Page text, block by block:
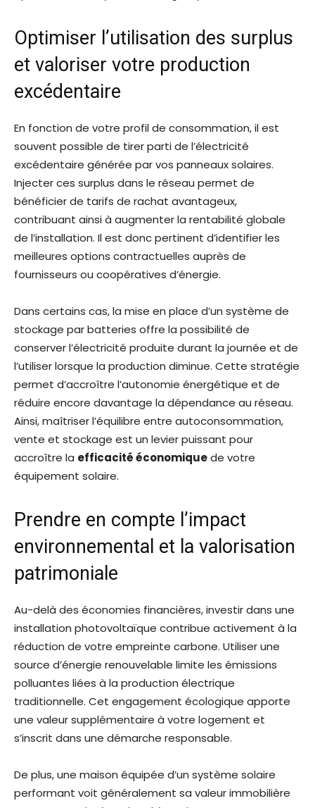
Optimiser l’utilisation des surplus
et valoriser votre production
excédentaire
En fonction de votre profil de consommation, il est
souvent possible de tirer parti de l’électricité
excédentaire générée par vos panneaux solaires.
Injecter ces surplus dans le réseau permet de
bénéficier de tarifs de rachat avantageux,
contribuant ainsi à augmenter la rentabilité globale
de l’installation. Il est donc pertinent d’identifier les
meilleures options contractuelles auprès de
fournisseurs ou coopératives d’énergie.
Dans certains cas, la mise en place d’un système de
stockage par batteries offre la possibilité de
conserver l’électricité produite durant la journée et de
l’utiliser lorsque la production diminue. Cette stratégie
permet d’accroître l’autonomie énergétique et de
réduire encore davantage la dépendance au réseau.
Ainsi, maîtriser l’équilibre entre autoconsommation,
vente et stockage est un levier puissant pour
accroître la efficacité économiquede votre
équipement solaire.
Prendre en compte l’impact
environnemental et la valorisation
patrimoniale
Au-delà des économies financières, investir dans une
installation photovoltaïque contribue activement à la
réduction de votre empreinte carbone. Utiliser une
source d’énergie renouvelable limite les émissions
polluantes liées à la production électrique
traditionnelle. Cet engagement écologique apporte
une valeur supplémentaire à votre logement et
s’inscrit dans une démarche responsable.
De plus, une maison équipée d’un système solaire
performant voit généralement sa valeur immobilière